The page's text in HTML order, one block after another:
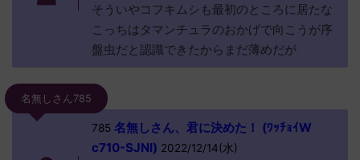
そういやコフキムシも最初のところに居たな
こっちはタマンチュラのおかげで向こうが序
盤虫だと認識できたからまだ薄めだが
名無しさん785
785名無しさん、君に決めた！ (ﾜｯﾁｮｲW
c710-SJNI) 2022/12/14(水)